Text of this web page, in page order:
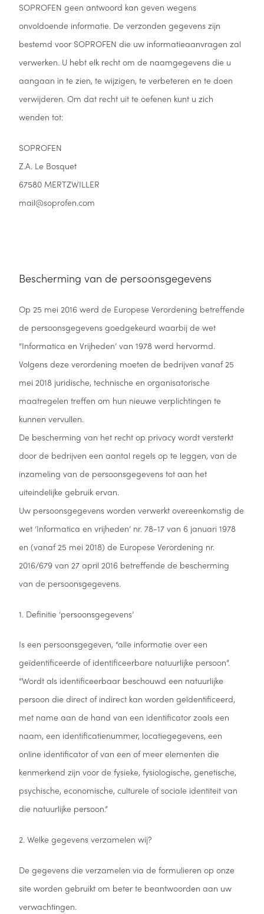
SOPROFEN geen antwoord kan geven wegens
onvoldoende informatie. De verzonden gegevens zijn
bestemd voor SOPROFEN die uw informatieaanvragen zal
verwerken. U hebt elk recht om de naamgegevens die u
aangaan in te zien, te wijzigen, te verbeteren en te doen
verwijderen. Om dat recht uit te oefenen kunt u zich
wenden tot:
SOPROFEN
Z.A. Le Bosquet
67580 MERTZWILLER
mail@soprofen.com
Bescherming van de persoonsgegevens
Op 25 mei 2016 werd de Europese Verordening betreffende
de persoonsgegevens goedgekeurd waarbij de wet
“Informatica en Vrijheden’ van 1978 werd hervormd.
Volgens deze verordening moeten de bedrijven vanaf 25
mei 2018 juridische, technische en organisatorische
maatregelen treffen om hun nieuwe verplichtingen te
kunnen vervullen.
De bescherming van het recht op privacy wordt versterkt
door de bedrijven een aantal regels op te leggen, van de
inzameling van de persoonsgegevens tot aan het
uiteindelijke gebruik ervan.
Uw persoonsgegevens worden verwerkt overeenkomstig de
wet ‘Informatica en vrijheden’ nr. 78-17 van 6 januari 1978
en (vanaf 25 mei 2018) de Europese Verordening nr.
2016/679 van 27 april 2016 betreffende de bescherming
van de persoonsgegevens.
1. Definitie ‘persoonsgegevens’
Is een persoonsgegeven, “alle informatie over een
geïdentificeerde of identificeerbare natuurlijke persoon”.
“Wordt als identificeerbaar beschouwd een natuurlijke
persoon die direct of indirect kan worden geïdentificeerd,
met name aan de hand van een identificator zoals een
naam, een identificatienummer, locatiegegevens, een
online identificator of van een of meer elementen die
kenmerkend zijn voor de fysieke, fysiologische, genetische,
psychische, economische, culturele of sociale identiteit van
die natuurlijke persoon.”
2. Welke gegevens verzamelen wij?
De gegevens die verzamelen via de formulieren op onze
site worden gebruikt om beter te beantwoorden aan uw
verwachtingen.